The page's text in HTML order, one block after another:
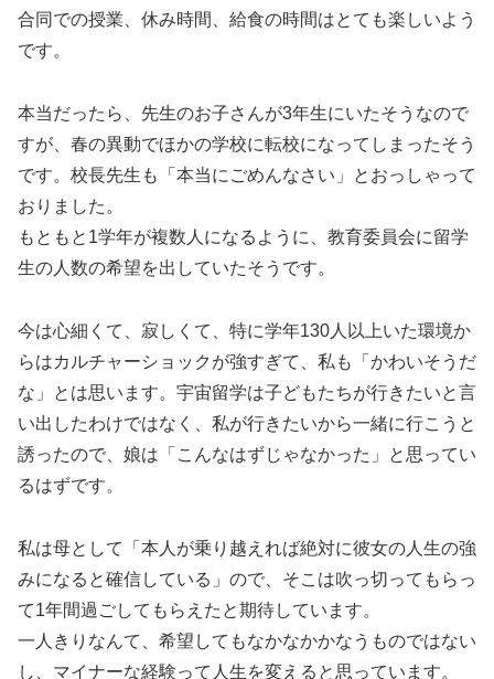
合同での授業、休み時間、給食の時間はとても楽しいよう
です。
本当だったら、先生のお子さんが3年生にいたそうなので
すが、春の異動でほかの学校に転校になってしまったそう
です。校長先生も「本当にごめんなさい」とおっしゃって
おりました。
もともと1学年が複数人になるように、教育委員会に留学
生の人数の希望を出していたそうです。
今は心細くて、寂しくて、特に学年130人以上いた環境か
らはカルチャーショックが強すぎて、私も「かわいそうだ
な」とは思います。宇宙留学は子どもたちが行きたいと言
い出したわけではなく、私が行きたいから一緒に行こうと
誘ったので、娘は「こんなはずじゃなかった」と思ってい
るはずです。
私は母として「本人が乗り越えれば絶対に彼女の人生の強
みになると確信している」ので、そこは吹っ切ってもらっ
て1年間過ごしてもらえたと期待しています。
一人きりなんて、希望してもなかなかかなうものではない
し、マイナーな経験って人生を変えると思っています。